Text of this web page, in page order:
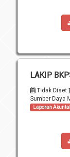
LAKIP
Tidak Diset
Sumber Daya
Laporan